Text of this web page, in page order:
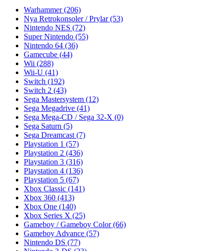
Warhammer(206)
Nya Retrokonsoler / Prylar(53)
Nintendo NES (72)
Super Nintendo (55)
Nintendo 64 (36)
Gamecube (44)
Wii (288)
Wii-U (41)
Switch (192)
Switch 2 (43)
Sega Mastersystem (12)
Sega Megadrive (41)
Sega Mega-CD / Sega 32-X (0)
Sega Saturn (5)
Sega Dreamcast (7)
Playstation 1 (57)
Playstation 2 (436)
Playstation 3 (316)
Playstation 4 (136)
Playstation 5 (67)
Xbox Classic (141)
Xbox 360 (413)
Xbox One (140)
Xbox Series X (25)
Gameboy / Gameboy Color(66)
Gameboy Advance (57)
Nintendo DS (77)